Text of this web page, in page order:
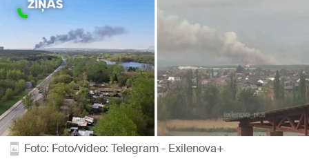
Foto: Foto/video: Telegram - Exilenova+